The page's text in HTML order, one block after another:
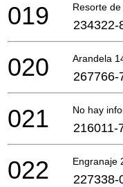
Resorte
019 234322-
Arandela
020 267766-
No hay
021 216011-
Engranaje
022 227338-